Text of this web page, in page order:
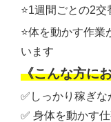
⭐️1週間ごとの2
⭐️体を動かす作
います
《こんな方に
✅しっかり稼ぎ
✅ 身体を動かす